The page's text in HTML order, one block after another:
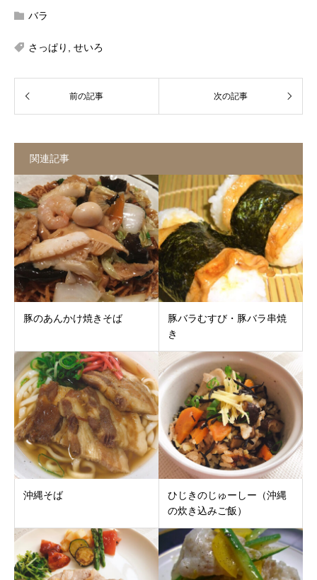
バラ
さっぱり せいろ
関連記事
豚のあんかけ焼きそば
豚バラむすび・豚バラ串焼
き
沖縄そば
ひじきのじゅーしー（沖縄
の炊き込みご飯）